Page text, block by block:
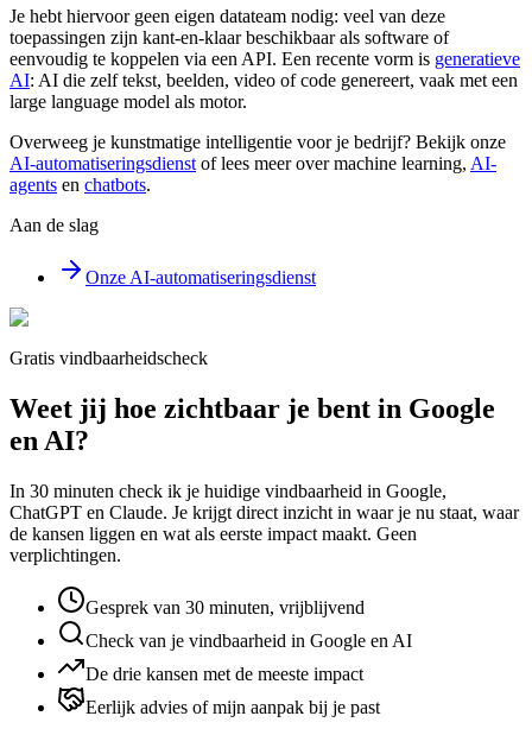
Je hebt hiervoor geen eigen datateam nodig: veel van deze
toepassingen zijn kant-en-klaar beschikbaar als software of
eenvoudig te koppelen via een API. Een recente vorm is generatieve
AI: AI die zelf tekst, beelden, video of code genereert, vaak met een
large language model als motor.
Overweeg je kunstmatige intelligentie voor je bedrijf? Bekijk onze
AI-automatiseringsdienst of lees meer over machine learning, AI-
agents en chatbots.
Aan de slag
Onze AI-automatiseringsdienst
Gratis vindbaarheidscheck
Weet jij hoe zichtbaar je bent in Google
en AI?
In 30 minuten check ik je huidige vindbaarheid in Google,
ChatGPT en Claude. Je krijgt direct inzicht in waar je nu staat, waar
de kansen liggen en wat als eerste impact maakt. Geen
verplichtingen.
Gesprek van 30 minuten, vrijblijvend
Check van je vindbaarheid in Google en AI
De drie kansen met de meeste impact
Eerlijk advies of mijn aanpak bij je past